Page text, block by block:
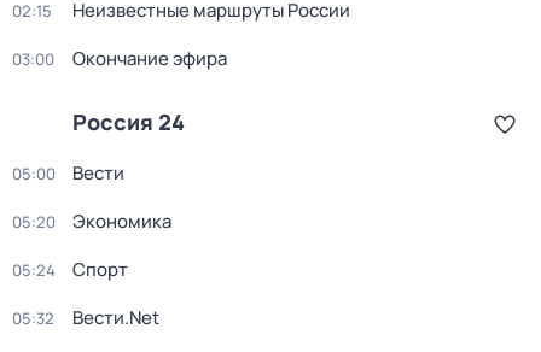
02:15 Неизвестные маршруты России
03:00 Окончание эфира
Россия 24
05:00 Вести
05:20 Экономика
05:24 Спорт
05:32 Вести.Net